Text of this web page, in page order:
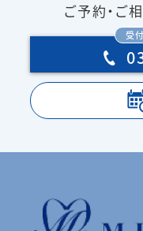
ご予約・ご
受